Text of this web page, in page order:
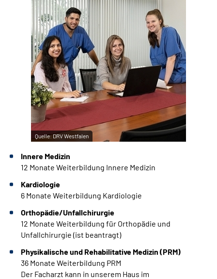
Quelle: DRV Westfalen
Innere Medizin
12 Monate Weiterbildung Innere Medizin
Kardiologie
6 Monate Weiterbildung Kardiologie
Orthopädie/Unfallchirurgie
12 Monate Weiterbildung für Orthopädie und
Unfallchirurgie (ist beantragt)
Physikalische und Rehabilitative Medizin (PRM)
36 Monate Weiterbildung PRM
Der Facharzt kann in unserem Haus im